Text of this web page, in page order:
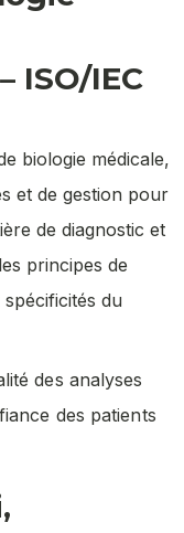
ISO/IEC
biologie médicale,
et de gestion pour
de diagnostic et
principes de
spécificités du
des analyses
des patients